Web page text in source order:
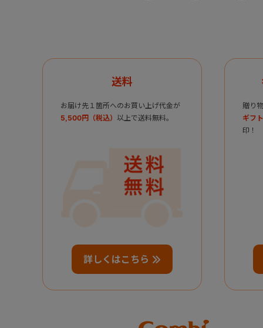
送料
お届け先１箇所へのお買い上げ代金が
5,500円（税込） 以上で送料無料。
詳しくはこちら
贈り
ギフ
印！
Combi